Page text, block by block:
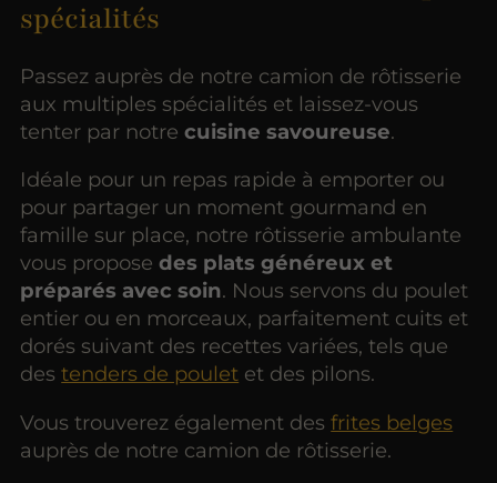
spécialités
Passez auprès de notre camion de rôtisserie
aux multiples spécialités et laissez-vous
tenter par notrecuisine savoureuse.
Idéale pour un repas rapide à emporter ou
pour partager un moment gourmand en
famille sur place, notre rôtisserie ambulante
vous proposedes plats généreux et
préparés avec soin. Nous servons du poulet
entier ou en morceaux, parfaitement cuits et
dorés suivant des recettes variées, tels que
destenders de poulet et des pilons.
Vous trouverez également desfrites belges
auprès de notre camion de rôtisserie.